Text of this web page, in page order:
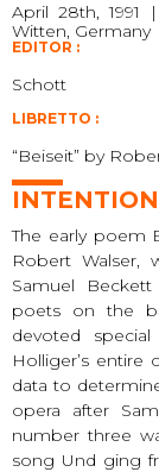
April 28th, 1991
Witten, Germany
EDITOR :
Schott
LIBRETTO :
“Beiseit” by
The early poem
Robert Walser,
Samuel
poets on the
devoted
Holliger’s
data to
opera after
number three
song Und ging